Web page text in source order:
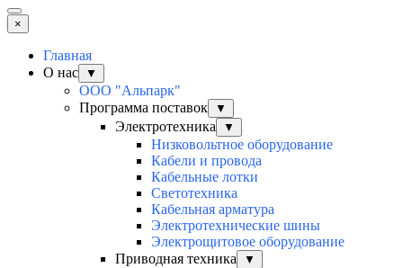
×
Главная
О нас
▼
ООО "Альпарк"
Программа поставок
▼
Электротехника ▼
Низковольтное оборудование
Кабели и провода
Кабельные лотки
Светотехника
Кабельная арматура
Электротехнические шины
Электрощитовое оборудование
Приводная техника
▼